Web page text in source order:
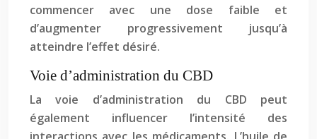
commencer avec une dose faible et
d’augmenter progressivement jusqu’à
atteindre l’effet désiré.
Voie d’administration du CBD
La voie d’administration du CBD peut
également influencer l’intensité des